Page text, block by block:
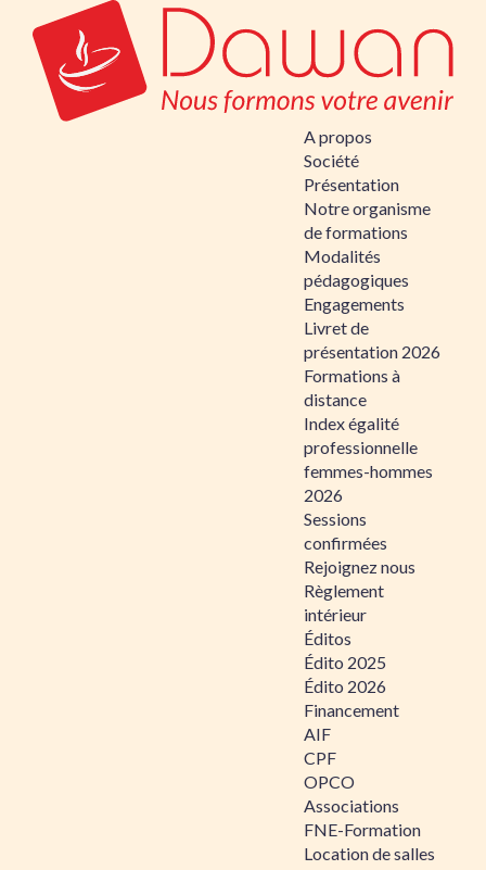
A propos
Société
Présentation
Notre organisme
de formations
Modalités
pédagogiques
Engagements
Livret de
présentation 2026
Formations à
distance
Index égalité
professionnelle
femmes-hommes
2026
Sessions
confirmées
Rejoignez nous
Règlement
intérieur
Éditos
Édito 2025
Édito 2026
Financement
AIF
CPF
OPCO
Associations
FNE-Formation
Location de salles